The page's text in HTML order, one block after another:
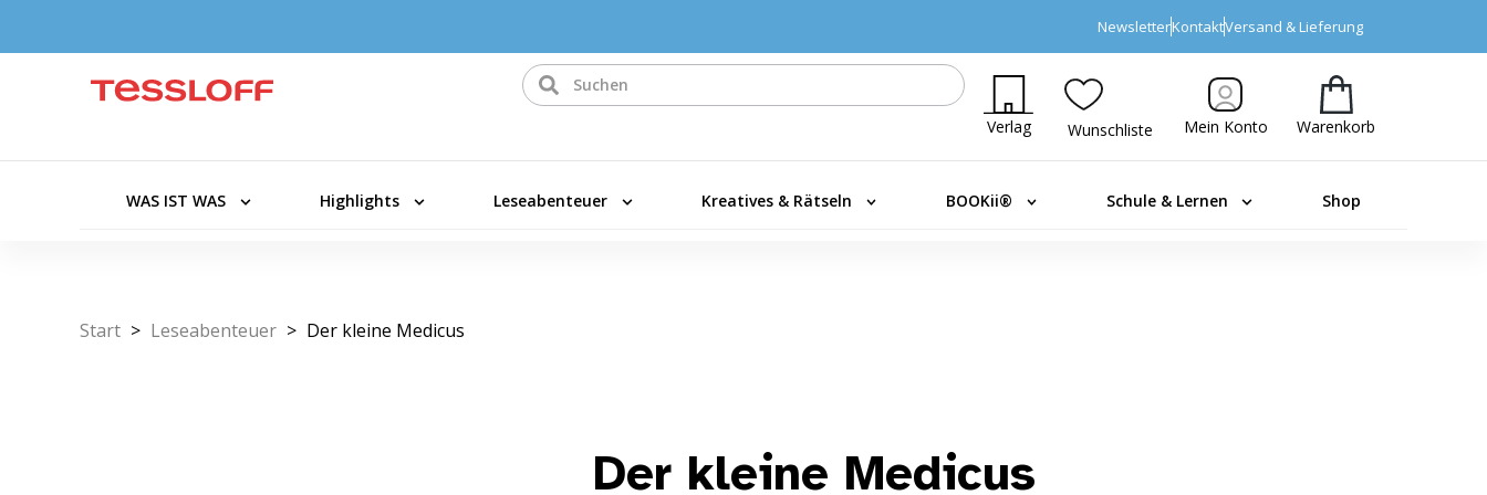
NewsletterKontaktVersand & Lieferung
Verlag Wunschliste Mein Konto Warenkorb
WAS IST WAS Highlights Leseabenteuer Kreatives & Rätseln BOOKii® Schule & Lernen Shop
Start > Leseabenteuer > Der kleine Medicus
Der kleine Medicus